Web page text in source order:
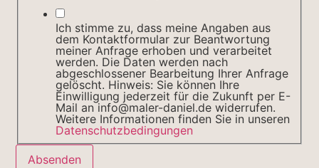
Ich stimme zu, dass meine Angaben aus
dem Kontaktformular zur Beantwortung
meiner Anfrage erhoben und verarbeitet
werden. Die Daten werden nach
abgeschlossener Bearbeitung Ihrer Anfrage
gelöscht. Hinweis: Sie können Ihre
Einwilligung jederzeit für die Zukunft per E-
Mail an info@maler-daniel.de widerrufen.
Weitere Informationen finden Sie in unseren
Datenschutzbedingungen
Absenden